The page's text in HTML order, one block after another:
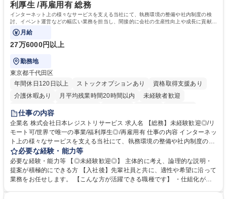
利厚生 /再雇用有 総務
インターネット上の様々なサービスを支える当社にて、執務環境の整備や社内制度の検
討、イベント運営などの幅広い業務を担当し、間接的に会社の生産性向上や成長に貢献し
ている部署です。
月給
27万6000円以上
勤務地
東京都千代田区
年間休日120日以上
ストックオプションあり
資格取得支援あり
介護休暇あり
月平均残業時間20時間以内
未経験者歓迎
住宅手当あり
完全週休2日制
交通費支給 駅近5分以内 土日祝休み 服装自由
仕事の内容
企業名 株式会社日本レジストリサービス 求人名 【総務】未経験歓迎◎/リ
モート可/世界で唯一の事業/福利厚生◎/再雇用有 仕事の内容 インターネッ
ト上の様々なサービスを支える当社にて、執務環境の整備や社内制度の検
討、イベント運営などの幅広い業務を担当し、間接的に会社の生産性向上
や成長に貢献している部署です。 会社の全メンバーが安心して長く成果を
発揮できる環境を整えるために、毎日のメンテナンスや維持管理に加え、
新たな施策検討を積極的に行っていただき、会社全体を巻き込み課題解決
必要な経験・能力等
必要な経験・能力等 【◎未経験歓迎◎】 主体的に考え、論理的な説明・
提案が積極的にできる方 【入社後】先輩社員と共に、適性や希望に沿って
業務をお任せします。 【こんな方が活躍できる職種です】 ・仕組化が好